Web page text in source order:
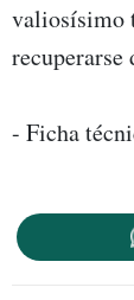
valiosísimo
recuperarse
- Ficha